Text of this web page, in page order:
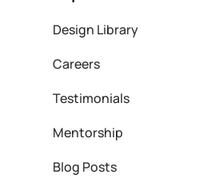
Design Library
Careers
Testimonials
Mentorship
Blog Posts